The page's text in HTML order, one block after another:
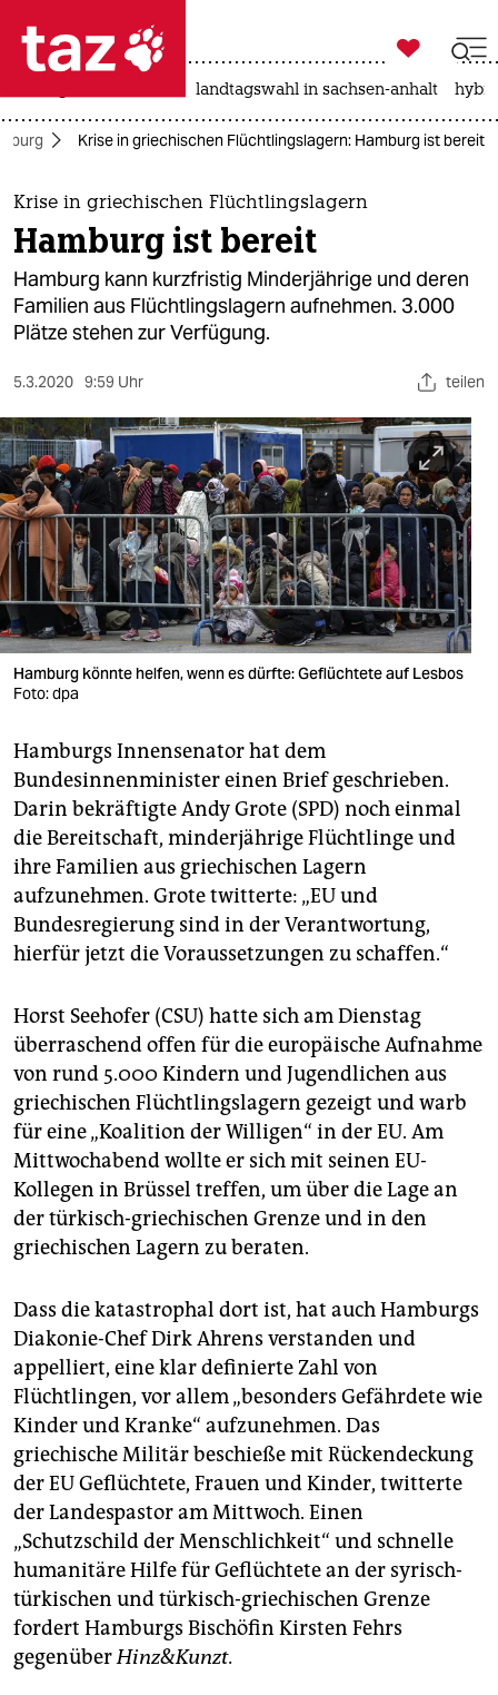
 taz zahl ich
taz zahl ich
themen
politik
öko
sport
berlin
nord
wahrheit
verlag
verlag
veranstaltungen
shop
fragen & hilfe
unterstützen
abo
genossenschaft
epaper login

taz zahl ich
landtagswahl in sachsen-anhalt
Krise in griechischen Flüchtlingslagern: Hamburg ist bereit
Krise in griechischen Flüchtlingslagern
Hamburg ist bereit
Hamburg kann kurzfristig Minderjährige und deren
Familien aus Flüchtlingslagern aufnehmen. 3.000
Plätze stehen zur Verfügung.
5.3.2020 9:59 Uhr teilen
Hamburg könnte helfen, wenn es dürfte: Geflüchtete auf Lesbos
Foto: dpa
Hamburgs Innensenator hat dem
Bundesinnenminister einen Brief geschrieben.
Darin bekräftigte Andy Grote (SPD) noch einmal
die Bereitschaft, minderjährige Flüchtlinge und
ihre Familien aus griechischen Lagern
aufzunehmen. Grote twitterte: „EU und
Bundesregierung sind in der Verantwortung,
hierfür jetzt die Voraussetzungen zu schaffen.“
Horst Seehofer (CSU) hatte sich am Dienstag
überraschend offen für die europäische Aufnahme
von rund 5.000 Kindern­ und Jugendlichen aus
griechischen­ Flüchtlingslagern­ gezeigt und warb
für eine „Koalition­ der Willigen“ in der EU. Am
Mittwochabend wollte er sich mit seinen EU-
Kollegen in Brüssel treffen, um über die Lage an
der türkisch-griechischen­ Grenze und in den
griechischen Lagern zu beraten.
Dass die katastrophal dort ist, hat auch Hamburgs
Diakonie-Chef Dirk Ahrens verstanden und
appelliert, eine klar definierte Zahl von
Flüchtlingen, vor allem „besonders Gefährdete wie
Kinder und Kranke“ aufzunehmen. Das
griechische Militär beschieße mit Rückendeckung
der EU Geflüchtete, Frauen und Kinder, twitterte
der Landespastor am Mittwoch. Einen
„Schutzschild der Menschlichkeit“ und schnelle
humanitäre Hilfe für Geflüchtete an der syrisch-
türkischen und türkisch-griechischen Grenze
fordert Hamburgs Bischöfin Kirsten Fehrs
gegenüberHinz&Kunzt.